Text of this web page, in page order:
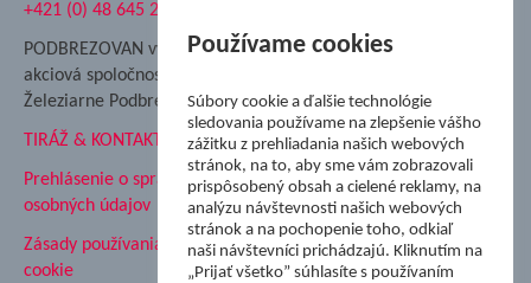
+421 (0) 48 645 2711
PODBREZOVAN vydáva
akciová spoločnosť
Železiarne Podbrezová
TIRÁŽ & KONTAKT
Prehlásenie o spracovaní
osobných údajov
Zásady používania súborov
cookie
Nadácia Železiarne
ŽP Informatika s.r.o.
ŠK Železiarne Podbrezová
Tále a.s.
Používame cookies
Súbory cookie a ďalšie technológie
sledovania používame na zlepšenie vášho
zážitku z prehliadania našich webových
stránok, na to, aby sme vám zobrazovali
prispôsobený obsah a cielené reklamy, na
analýzu návštevnosti našich webových
stránok a na pochopenie toho, odkiaľ
naši návštevníci prichádzajú. Kliknutím na
„Prijať všetko” súhlasíte s používaním